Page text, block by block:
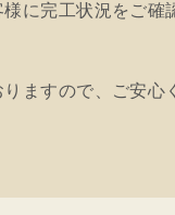
に完工状況をご確
ますので、ご安心